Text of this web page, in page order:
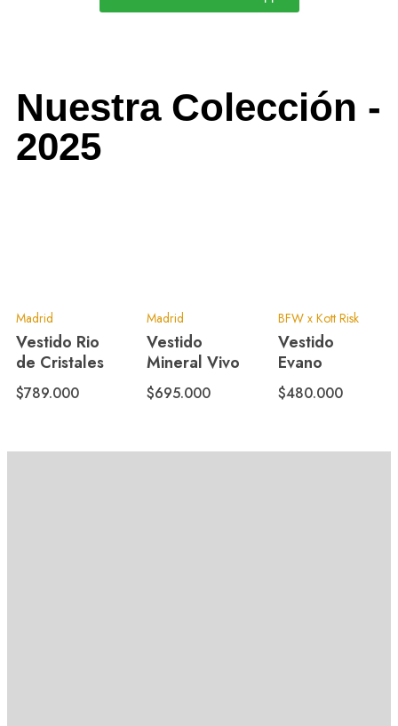
Nuestra Colección -
2025
Madrid
Vestido Rio
de Cristales
$789.000
Madrid
Vestido
Mineral Vivo
$695.000
BFW x Kott Risk
Vestido
Evano
$480.000